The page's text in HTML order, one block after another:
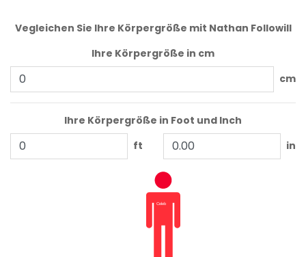
Vegleichen Sie Ihre Körpergröße mit Nathan Followill
Ihre Körpergröße in cm
cm
Ihre Körpergröße in Foot und Inch
ft
in